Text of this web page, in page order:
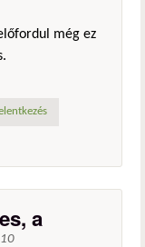
még ez
a